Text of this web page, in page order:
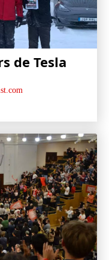
de Tesla